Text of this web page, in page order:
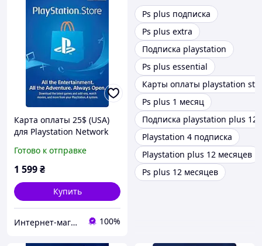
Карта оплаты 25$ (USA)
для Playstation Network
Store, PSN)
Готово к отправке
1 599₴
Купить
Интернет-магазин "KeyStoreGame" 100%
Ps plus подписка
Ps plus extra
Подписка playstation
Ps plus essential
Карты оплаты playstation
Ps plus 1 месяц
Подписка playstation plus 12
Playstation 4 подписка
Playstation plus 12 месяцев
Ps plus 12 месяцев